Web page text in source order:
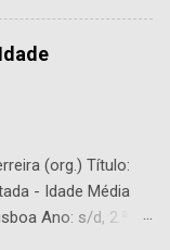
(org.) Título:
- Idade Média
Ano: s/d, 2.ª